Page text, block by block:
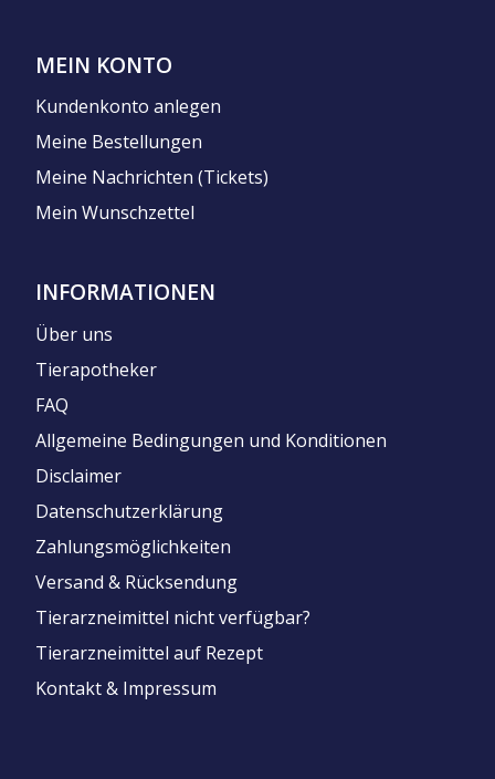
MEIN KONTO
Kundenkonto anlegen
Meine Bestellungen
Meine Nachrichten (Tickets)
Mein Wunschzettel
INFORMATIONEN
Über uns
Tierapotheker
FAQ
Allgemeine Bedingungen und Konditionen
Disclaimer
Datenschutzerklärung
Zahlungsmöglichkeiten
Versand & Rücksendung
Tierarzneimittel nicht verfügbar?
Tierarzneimittel auf Rezept
Kontakt & Impressum